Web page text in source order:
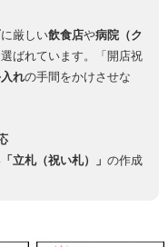
に厳しい飲食店や病院（ク
ばれています。「開店祝
れの手間をかけさせな
「立札（祝い札）」 の作成